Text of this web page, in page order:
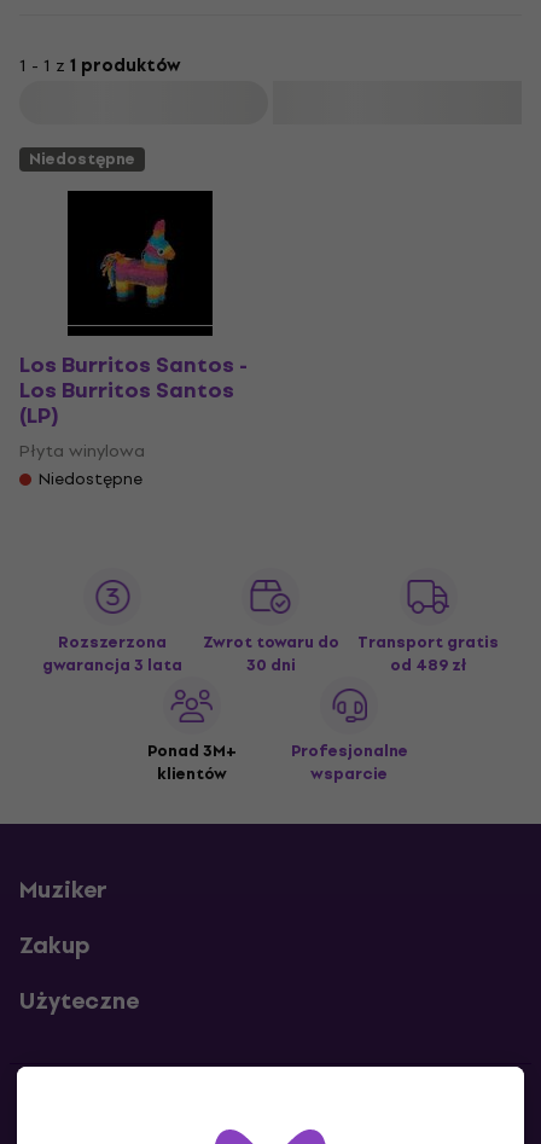
1 - 1 z 1 produktów
Niedostępne
Los Burritos Santos -
Los Burritos Santos
(LP)
Płyta winylowa
Niedostępne
Rozszerzona
gwarancja 3 lata
Zwrot towaru do
30 dni
Transport gratis
od 489 zł
Ponad 3M+
klientów
Profesjonalne
wsparcie
Muziker
Zakup
Użyteczne